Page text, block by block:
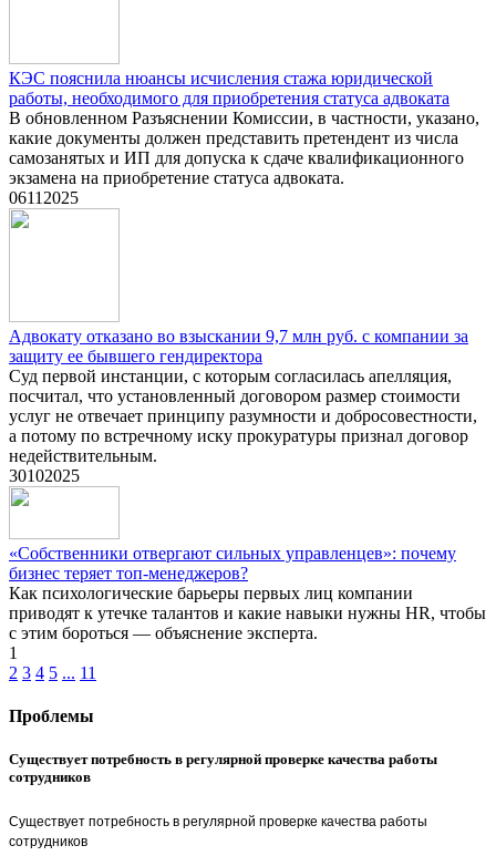
КЭС пояснила нюансы исчисления стажа юридической
работы, необходимого для приобретения статуса адвоката
В обновленном Разъяснении Комиссии, в частности, указано,
какие документы должен представить претендент из числа
самозанятых и ИП для допуска к сдаче квалификационного
экзамена на приобретение статуса адвоката.
0611 2025
Адвокату отказано во взыскании 9,7 млн руб. с компании за
защиту ее бывшего гендиректора
Суд первой инстанции, с которым согласилась апелляция,
посчитал, что установленный договором размер стоимости
услуг не отвечает принципу разумности и добросовестности,
а потому по встречному иску прокуратуры признал договор
недействительным.
30102025
«Собственники отвергают сильных управленцев»: почему
бизнес теряет топ-менеджеров?
Как психологические барьеры первых лиц компании
приводят к утечке талантов и какие навыки нужны HR, чтобы
с этим бороться — объяснение эксперта.
1
2 3 4 5 ... 11
Проблемы
Существует потребность в регулярной проверке качества работы
сотрудников
Существует потребность в регулярной проверке качества работы
сотрудников